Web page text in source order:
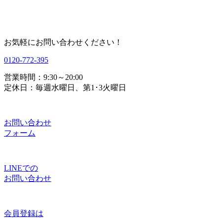
お気軽にお問い合わせください！
0120-772-395
営業時間：9:30～20:00
定休日：毎週水曜日、第1･3火曜日
お問い合わせ
フォーム
LINEでの
お問い合わせ
会員登録は